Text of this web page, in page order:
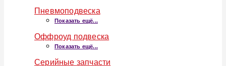
Пневмоподвеска
Показать ещё...
Оффроуд подвеска
Показать ещё...
Серийные запчасти